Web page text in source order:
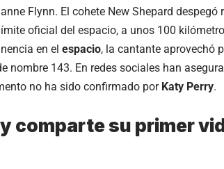
Flynn. El cohete New Shepard despegó
oficial del espacio, a unos 100
en el espacio, la cantante aprovechó
nombre 143. En redes sociales han
no ha sido confirmado por Katy Perry.
comparte su primer